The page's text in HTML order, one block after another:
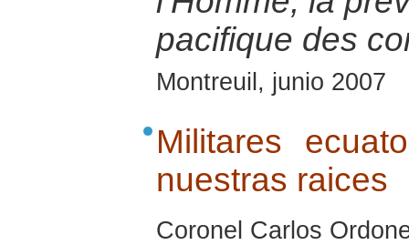
pacifique des
Montreuil, junio 2007
Militares
nuestras raices
Coronel Carlos